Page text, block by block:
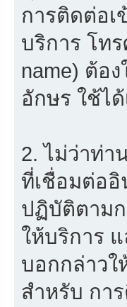
การติดต่อเ
บริการ โท
name) ต้อ
อักษร ใช้ไ
2. ไม่ว่าท่า
ที่เชื่อมต่ออิ
ปฏิบัติตามก
ให้บริการ
บอกกล่าวใ
สำหรับ กา